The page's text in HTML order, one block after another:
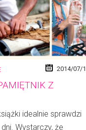
2014/07/
Z
idealnie sprawdzi
Wystarczy, że